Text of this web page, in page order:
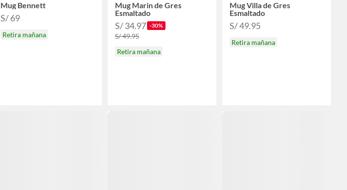
Mug Bennett
S/ 69
Retira mañana
Mug Marin de Gres
Esmaltado
S/ 34.97 -30%
S/ 49.95
Retira mañana
Mug Villa de Gres
Esmaltado
S/ 49.95
Retira mañana